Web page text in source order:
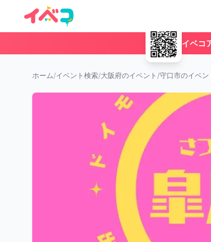
イベコ
ホーム/イベント検索/大阪府のイベント /守口市のイベン